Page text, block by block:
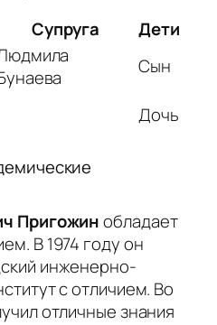
Супруга
Дети
Сын
Дочь
Пригожинобладает
В 1974 году он
инженерно-
с отличием. Во
отличные знания